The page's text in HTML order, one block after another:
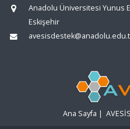
Anadolu Üniversitesi Yunus
Eskişehir
Ana Sayfa |